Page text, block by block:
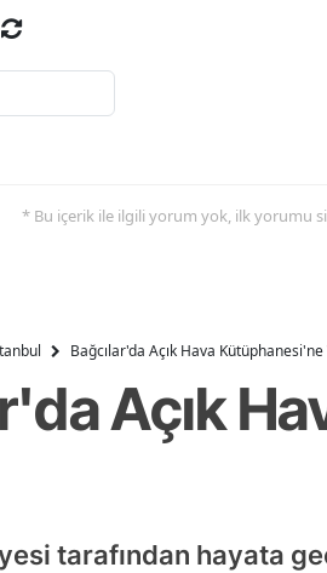
* Bu içerik ile ilgili yorum yok, ilk yorumu
Bağcılar'da Açık Hava
Açık
tarafından hayata